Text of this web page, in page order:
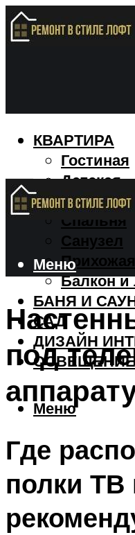
КВАРТИРА
Гостиная
Детская
Кухня
Спальня
Санузел
Балкон
БАНЯ И
САД
ДИЗАЙН
ОСВЕЩЕНИЕ
Меню
Меню
под
Где
полки ТВ